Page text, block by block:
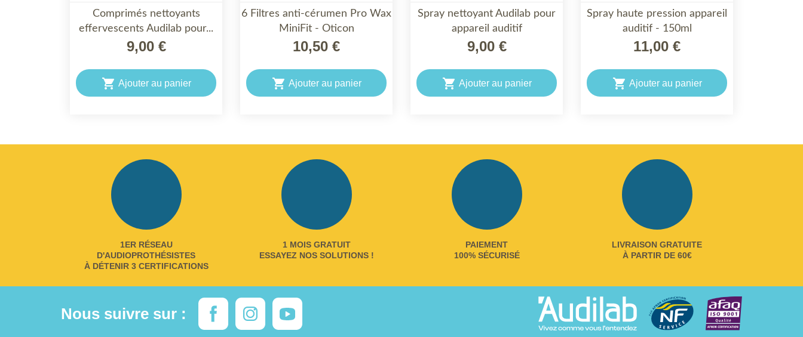
APERÇU RAPIDE
Comprimés nettoyants
effervescents Audilab pour...
9,00 €
 Ajouter au panier
APERÇU RAPIDE
6 Filtres anti-cérumen Pro Wax
MiniFit - Oticon
10,50 €
 Ajouter au panier
APERÇU RAPIDE
Spray nettoyant Audilab pour
appareil auditif
9,00 €
 Ajouter au panier
APERÇU RAPIDE
Spray haute pression appareil
auditif - 150ml
11,00 €
 Ajouter au panier
1ER RÉSEAU
D'AUDIOPROTHÉSISTES
À DÉTENIR 3 CERTIFICATIONS
1 MOIS GRATUIT
ESSAYEZ NOS SOLUTIONS !
PAIEMENT
100% SÉCURISÉ
LIVRAISON GRATUITE
À PARTIR DE 60€
Nous suivre sur :